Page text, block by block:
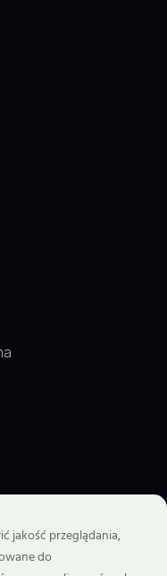
jakość przeglądania,
do